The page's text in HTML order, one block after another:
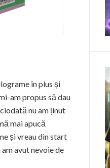
în plus și
am propus să dau
nu am ținut
mai apucă
și vreau din start
avut nevoie de